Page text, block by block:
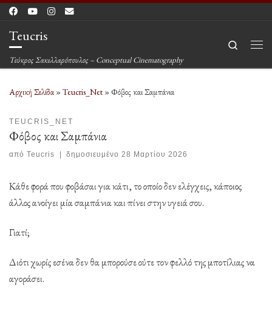
Μετάβαση στο περιεχόμενο
Teucris
Τεύκρος Σακελλαρόπουλος – Conceptual Cinematography
Search
Αρχική Σελίδα»Teucris_Net »Φόβος και Σαμπάνια
TEUCRIS_NET
Φόβος και Σαμπάνια
από Teucris δημοσιευμένο28 Μαρτίου 2026
Κάθε φορά που φοβάσαι για κάτι, το οποίο δεν ελέγχεις, κάποιος
άλλος ανοίγει μία σαμπάνια και πίνει στην υγειά σου.
Γιατί;
Διότι χωρίς εσένα δεν θα μπορούσε ούτε τον φελλό της μποτίλιας να
αγοράσει.